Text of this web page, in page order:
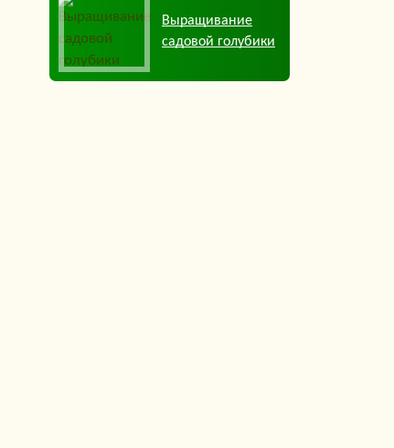
Выращивание
садовой голубики